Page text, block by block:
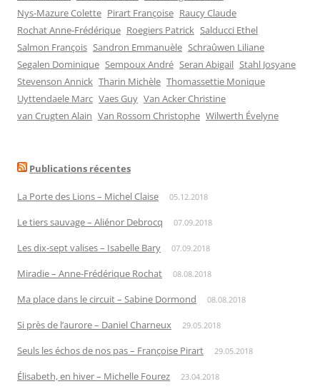
Nys-Mazure Colette Pirart Françoise Raucy Claude
Rochat Anne-Frédérique Roegiers Patrick Salducci Ethel
Salmon François Sandron Emmanuèle Schraûwen Liliane
Segalen Dominique Sempoux André Seran Abigail Stahl Josyane
Stevenson Annick Tharin Michèle Thomassettie Monique
Uyttendaele Marc Vaes Guy Van Acker Christine
van Crugten Alain Van Rossom Christophe Wilwerth Évelyne
Publications récentes
La Porte des Lions – Michel Claise 05.12.2018
Le tiers sauvage – Aliénor Debrocq 07.09.2018
Les dix-sept valises – Isabelle Bary 07.09.2018
Miradie – Anne-Frédérique Rochat 08.08.2018
Ma place dans le circuit – Sabine Dormond 08.08.2018
Si près de l’aurore – Daniel Charneux 29.05.2018
Seuls les échos de nos pas – Françoise Pirart 29.05.2018
Élisabeth, en hiver – Michelle Fourez 23.04.2018